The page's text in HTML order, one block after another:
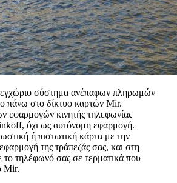
εγχώριο σύστημα ανέπαφων πληρωμών
πάνω στο δίκτυο καρτών Mir.
εφαρμογών κινητής τηλεφωνίας
όχι ως αυτόνομη εφαρμογή.
ή πιστωτική κάρτα με την
της τράπεζάς σας, και στη
το τηλέφωνό σας σε τερματικά που
Mir.